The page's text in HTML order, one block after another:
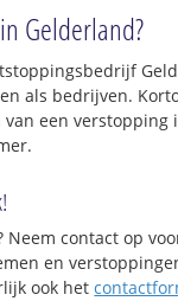
Gelderland?
als bedrijven.
een verstopping
contact op
en
ook het